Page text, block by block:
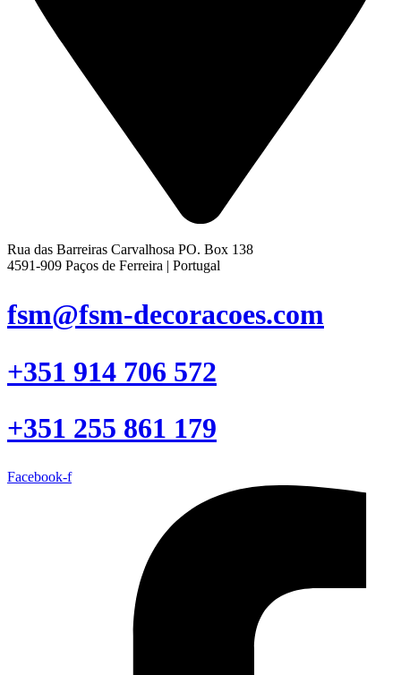
Rua das Barreiras Carvalhosa PO. Box 138
4591-909 Paços de Ferreira | Portugal
fsm@fsm-decoracoes.com
+351 914 706 572
+351 255 861 179
Facebook-f